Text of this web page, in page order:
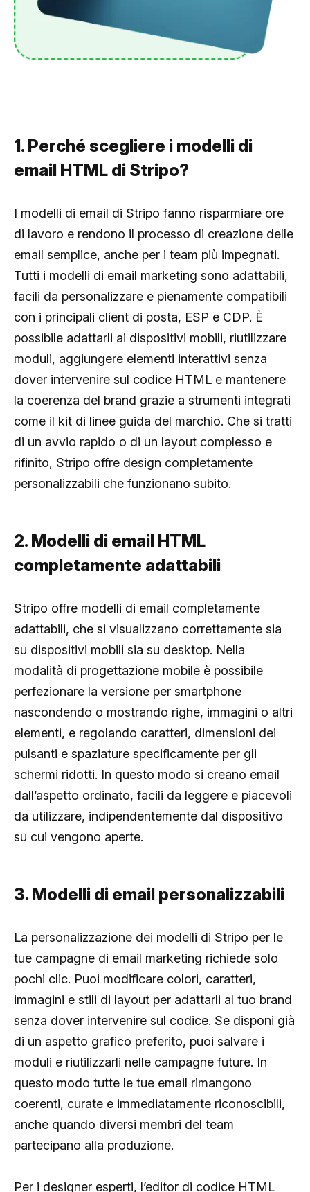
1. Perché scegliere i modelli di
email HTML di Stripo?
I modelli di email di Stripo fanno risparmiare ore
di lavoro e rendono il processo di creazione delle
email semplice, anche per i team più impegnati.
Tutti i modelli di email marketing sono adattabili,
facili da personalizzare e pienamente compatibili
con i principali client di posta, ESP e CDP. È
possibile adattarli ai dispositivi mobili, riutilizzare
moduli, aggiungere elementi interattivi senza
dover intervenire sul codice HTML e mantenere
la coerenza del brand grazie a strumenti integrati
come il kit di linee guida del marchio. Che si tratti
di un avvio rapido o di un layout complesso e
rifinito, Stripo offre design completamente
personalizzabili che funzionano subito.
2. Modelli di email HTML
completamente adattabili
Stripo offre modelli di email completamente
adattabili, che si visualizzano correttamente sia
su dispositivi mobili sia su desktop. Nella
modalità di progettazione mobile è possibile
perfezionare la versione per smartphone
nascondendo o mostrando righe, immagini o altri
elementi, e regolando caratteri, dimensioni dei
pulsanti e spaziature specificamente per gli
schermi ridotti. In questo modo si creano email
dall’aspetto ordinato, facili da leggere e piacevoli
da utilizzare, indipendentemente dal dispositivo
su cui vengono aperte.
3. Modelli di email personalizzabili
La personalizzazione dei modelli di Stripo per le
tue campagne di email marketing richiede solo
pochi clic. Puoi modificare colori, caratteri,
immagini e stili di layout per adattarli al tuo brand
senza dover intervenire sul codice. Se disponi già
di un aspetto grafico preferito, puoi salvare i
moduli e riutilizzarli nelle campagne future. In
questo modo tutte le tue email rimangono
coerenti, curate e immediatamente riconoscibili,
anche quando diversi membri del team
partecipano alla produzione.
Per i designer esperti, l’editor di codice HTML